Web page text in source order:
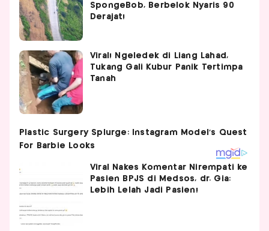
SpongeBob, Berbelok Nyaris 90
Derajat!
Viral! Ngeledek di Liang Lahad,
Tukang Gali Kubur Panik Tertimpa
Tanah
Viral Nakes Komentar Nirempati ke
Pasien BPJS di Medsos, dr. Gia:
Lebih Lelah Jadi Pasien!